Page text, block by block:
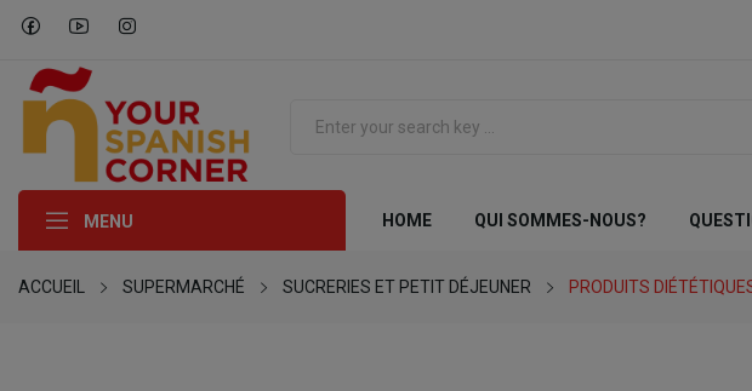
MENU HOME QUI SOMMES-NOUS?
ACCUEIL SUPERMARCHÉ SUCRERIES ET PETIT DÉJEUNER PRODUITS